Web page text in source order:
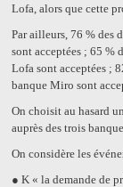
Lofa, alors que cette
Par ailleurs, 76 % des
sont acceptées ; 65 %
Lofa sont acceptées ;
banque Miro sont
On choisit au hasard
auprès des trois
On considère les
● K « la demande de